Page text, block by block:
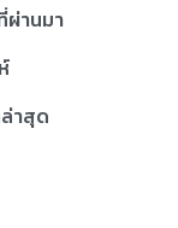
ผ่านมา
าสุด